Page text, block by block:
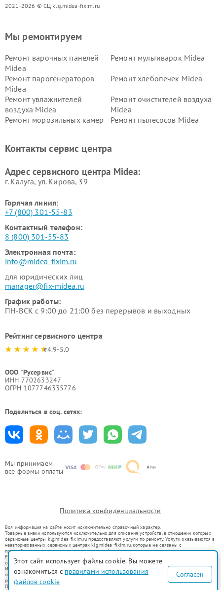
2021-2026 © СЦ klg.midea-fixim.ru
Мы принимаем
все формы оплаты
Мы ремонтируем
Ремонт варочных панелей
Midea
Ремонт мультиварок Midea
Ремонт парогенераторов
Midea
Ремонт хлебопечек Midea
Ремонт увлажнителей
воздуха Midea
Ремонт очистителей воздуха
Midea
Ремонт морозильных камер
Ремонт пылесосов Midea
пылесосов Midea
Midea
Контакты сервис центра
Адрес сервисного центра Midea:
г. Калуга, ул. Кирова, 39
Горячая линия:
+7 (800) 301-55-83
Контактный телефон:
8 (800) 301-55-83
Электронная почта:
info@midea-fixim.ru
для юридических лиц
manager@fix-midea.ru
График работы:
ПН-ВСК с 9:00 до 21:00 без перерывов и выходных
Рейтинг сервисного центра
4.9-5.0
ООО "Русервис"
ИНН 7702633247
ОГРН 1077746335776
Поделиться в соц. сетях:
Политика конфиденциальности
Вся информация на сайте носит исключительно справочный характер.
Товарные знаки используются исключительно для описания устройств, в отношении которых
сервисные центры klg.midea-fixim.ru предоставляют услуги по ремонту. Услуги оказываются в
неавторизованных сервисных центрах klg.midea-fixim.ru, которые не связаны с
правообладателями товарных знаков или их официальными представителями.
Ремонт осуществляется для устройств, уже введенных в гражданский оборот в соответствии
со статьей 1487 ГК РФ.
Использование товарных знаков не преследует цели индивидуализации услуг или введения
потребителей в заблуждение, а служит для информирования о предоставляемых услугах по
ремонту техники указанных брендов.
Представленная на сайте информация не является публичной офертой, определяемой
Этот сайт использует файлы cookie. Вы можете
ознакомиться с правилами использования
файлов cookie
Согласен